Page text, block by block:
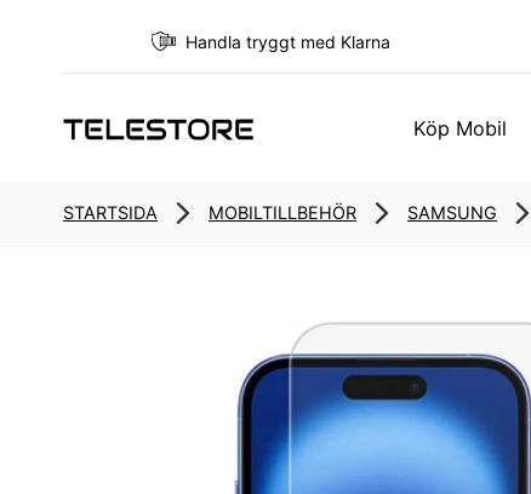
Handla tryggt med Klarna
Köp Mobil
STARTSIDA MOBILTILLBEHÖR SAMSUNG